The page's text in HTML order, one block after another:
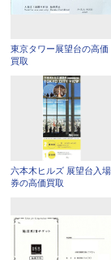
東京タワー展望台の高価
買取
六本木ヒルズ 展望台入場
券の高価買取